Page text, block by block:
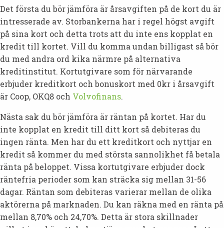
Det första du bör jämföra är årsavgiften på de kort du är
intresserade av. Storbankerna har i regel högst avgift
på sina kort och detta trots att du inte ens kopplat en
kredit till kortet. Vill du komma undan billigast så bör
du med andra ord kika närmre på alternativa
kreditinstitut. Kortutgivare som för närvarande
erbjuder kreditkort och bonuskort med 0kr i årsavgift
är Coop, OKQ8 och Volvofinans.
Nästa sak du bör jämföra är räntan på kortet. Har du
inte kopplat en kredit till ditt kort så debiteras du
ingen ränta. Men har du ett kreditkort och nyttjar en
kredit så kommer du med största sannolikhet få betala
ränta på beloppet. Vissa kortutgivare erbjuder dock
räntefria perioder som kan sträcka sig mellan 31-56
dagar. Räntan som debiteras varierar mellan de olika
aktörerna på marknaden. Du kan räkna med en ränta på
mellan 8,70% och 24,70%. Detta är stora skillnader